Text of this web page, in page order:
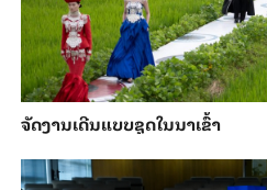
ຈັດງານເດີນແບບຊຸດໃນນາເຂົ້າ